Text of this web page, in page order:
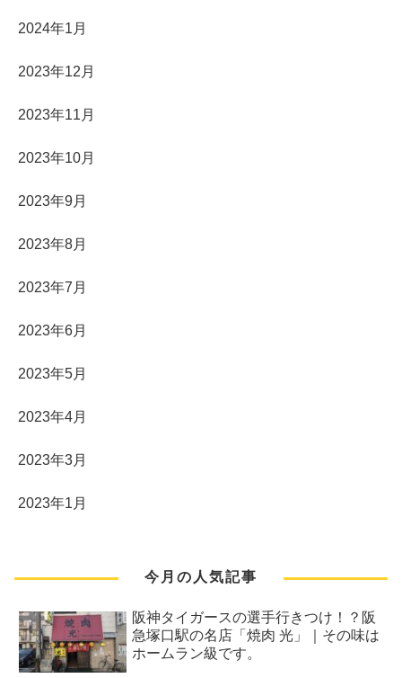
2024年1月
2023年12月
2023年11月
2023年10月
2023年9月
2023年8月
2023年7月
2023年6月
2023年5月
2023年4月
2023年3月
2023年1月
今月の人気記事
阪神タイガースの選手行きつけ！？阪
急塚口駅の名店「焼肉 光」｜その味は
ホームラン級です。